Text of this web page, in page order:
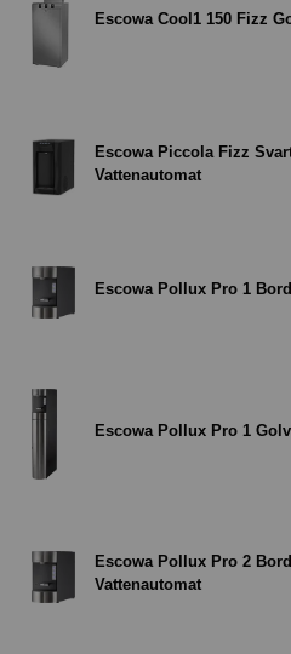
Escowa Cool1 150 Fizz
Escowa Piccola Fizz
Vattenautomat
Escowa Pollux Pro 1
Escowa Pollux Pro 1
Escowa Pollux Pro 2
Vattenautomat